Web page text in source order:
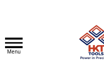
Menu